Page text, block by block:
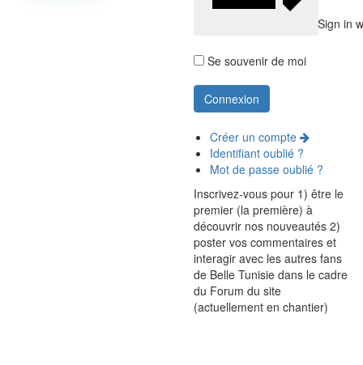
Sign in
Se souvenir de moi
Créer un compte
Identifiant oublié ?
Mot de passe oublié ?
Inscrivez-vous pour 1) être le
premier (la première) à
découvrir nos nouveautés 2)
poster vos commentaires et
interagir avec les autres fans
de Belle Tunisie dans le cadre
du Forum du site
(actuellement en chantier)